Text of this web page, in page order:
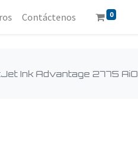
Contáctenos 0
Ink Advantage 2775 AiO